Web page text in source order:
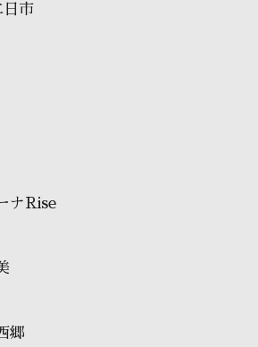
市
ナRise
郷